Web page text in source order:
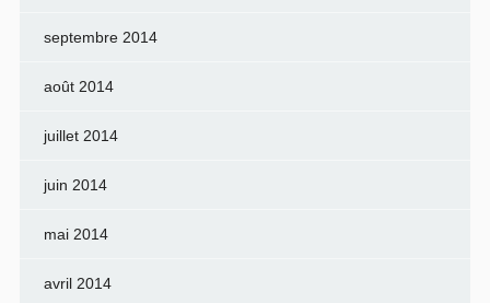
septembre 2014
août 2014
juillet 2014
juin 2014
mai 2014
avril 2014